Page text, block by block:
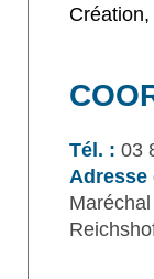
Tél. : 03
Adresse